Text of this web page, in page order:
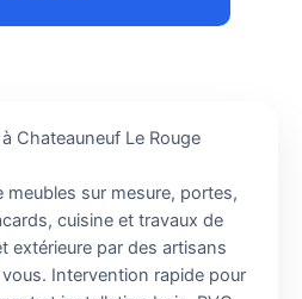
Chateauneuf Le Rouge
sur mesure, portes,
cuisine et travaux de
extérieure par des artisans
Intervention rapide pour